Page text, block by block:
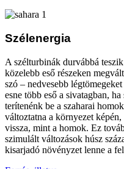
Szélenergia
A szélturbinák durvábbá
közelebb eső részeken
szó – nedvesebb
esne több eső a sivatagban,
terítenénk be a szaharai
változtatna a környezet
vissza, mint a homok. Ez
szimulált változások húsz
kisarjadó növényzet lenne a